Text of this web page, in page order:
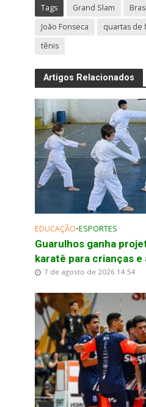
Tags Grand Slam
João Fonseca
quartas de
tênis
Artigos Relacionados
EDUCAÇÃO•ESPORTES
Guarulhos ganha
karatê para crianças
7 de agosto de 2026 14:54